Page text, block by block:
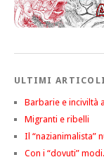
ULTIMI ARTICOLI
Barbarie e inciviltà
Migranti e ribelli
Il “nazianimalista”
Con i “dovuti”